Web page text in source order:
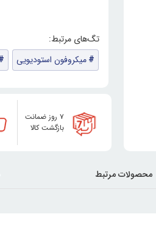
میکروفون استودیویی
۷ روز ضمانت
بازگشت کالا
محصولات مرتبط